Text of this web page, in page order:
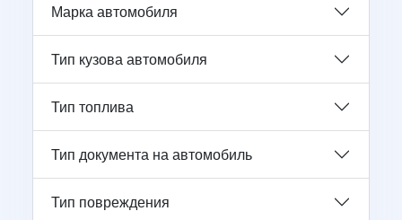
Марка автомобиля
Тип кузова автомобиля
Тип топлива
Тип документа на автомобиль
Тип повреждения